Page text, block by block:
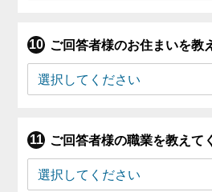
ご回答者様のお住まいを教
ご回答者様の職業を教えて